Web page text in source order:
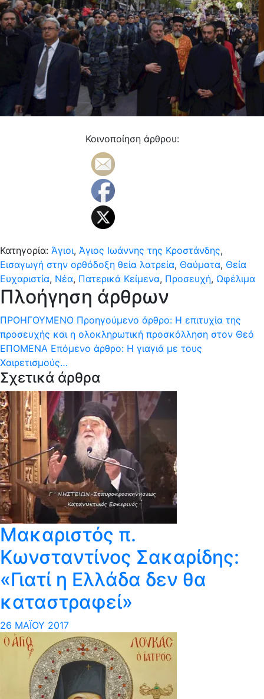
Κοινοποίηση άρθρου:
Κατηγορία: Άγιοι, Άγιος Ιωάννης της Κροστάνδης,
Εισαγωγή στην ορθόδοξη θεία λατρεία, Θαύματα, Θεία
Ευχαριστία, Νέα, Πατερικά Κείμενα, Προσευχή, Ωφέλιμα
Πλοήγηση άρθρων
ΠΡΟΗΓΟΎΜΕΝΟ Προηγούμενο άρθρο: Η επιτυχία της
προσευχής και η ολοκληρωτική προσκόλληση στον Θεό
ΕΠΌΜΕΝΑ Επόμενο άρθρο: Η γιαγιά με τους
Χαιρετισμούς…
Σχετικά άρθρα
Μακαριστός π.
Κωνσταντίνος Σακαρίδης:
«Γιατί η Ελλάδα δεν θα
καταστραφεί»
26 ΜΑΪ́ΟΥ 2017